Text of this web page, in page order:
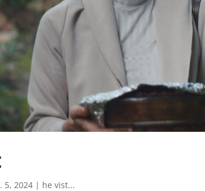
5, 2024 | he vist...